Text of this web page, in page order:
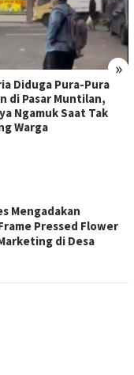
»
Diduga Pura-Pura
di Pasar Muntilan,
Ngamuk Saat Tak
Warga
Mengadakan
Pressed Flower
di Desa